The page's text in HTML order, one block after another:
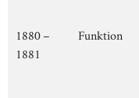
1880 –
1881
Funktion